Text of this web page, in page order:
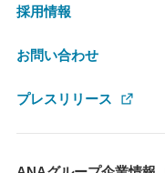
採用情報
お問い合わせ
プレスリリース